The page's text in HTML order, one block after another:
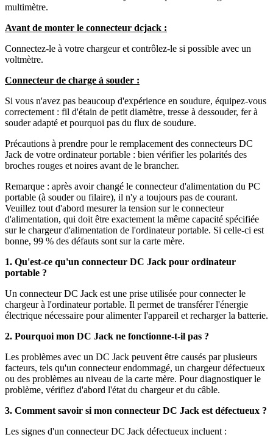
multimètre.
Avant de monter le connecteur dcjack :
Connectez-le à votre chargeur et contrôlez-le si possible avec un
voltmètre.
Connecteur de charge à souder :
Si vous n'avez pas beaucoup d'expérience en soudure, équipez-vous
correctement : fil d'étain de petit diamètre, tresse à dessouder, fer à
souder adapté et pourquoi pas du flux de soudure.
Précautions à prendre pour le remplacement des connecteurs DC
Jack de votre ordinateur portable : bien vérifier les polarités des
broches rouges et noires avant de le brancher.
Remarque : après avoir changé le connecteur d'alimentation du PC
portable (à souder ou filaire), il n'y a toujours pas de courant.
Veuillez tout d'abord mesurer la tension sur le connecteur
d'alimentation, qui doit être exactement la même capacité spécifiée
sur le chargeur d'alimentation de l'ordinateur portable. Si celle-ci est
bonne, 99 % des défauts sont sur la carte mère.
1. Qu'est-ce qu'un connecteur DC Jack pour ordinateur
portable ?
Un connecteur DC Jack est une prise utilisée pour connecter le
chargeur à l'ordinateur portable. Il permet de transférer l'énergie
électrique nécessaire pour alimenter l'appareil et recharger la batterie.
2. Pourquoi mon DC Jack ne fonctionne-t-il pas ?
Les problèmes avec un DC Jack peuvent être causés par plusieurs
facteurs, tels qu'un connecteur endommagé, un chargeur défectueux
ou des problèmes au niveau de la carte mère. Pour diagnostiquer le
problème, vérifiez d'abord l'état du chargeur et du câble.
3. Comment savoir si mon connecteur DC Jack est défectueux ?
Les signes d'un connecteur DC Jack défectueux incluent :